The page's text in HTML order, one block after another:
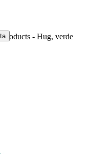
Products - Hug, verde